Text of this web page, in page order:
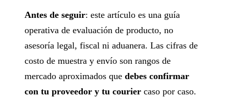
Antes de seguir: este artículo es una guía
operativa de evaluación de producto, no
asesoría legal, fiscal ni aduanera. Las cifras de
costo de muestra y envío son rangos de
mercado aproximados que debes confirmar
con tu proveedor y tu courier caso por caso.